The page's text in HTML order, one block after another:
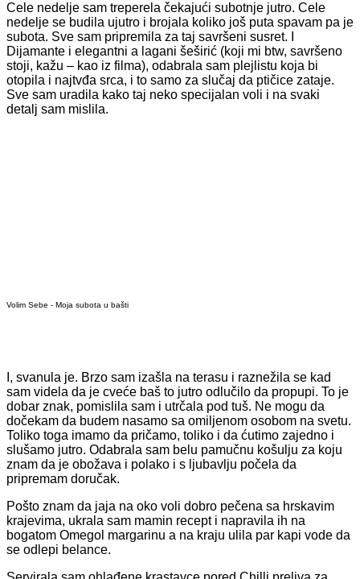
Cele nedelje sam treperela čekajući subotnje jutro. Cele
nedelje se budila ujutro i brojala koliko još puta spavam pa je
subota. Sve sam pripremila za taj savršeni susret. I
Dijamante i elegantni a lagani šeširić (koji mi btw, savršeno
stoji, kažu – kao iz filma), odabrala sam plejlistu koja bi
otopila i najtvđa srca, i to samo za slučaj da ptičice zataje.
Sve sam uradila kako taj neko specijalan voli i na svaki
detalj sam mislila.
Volim Sebe - Moja subota u bašti
I, svanula je. Brzo sam izašla na terasu i raznežila se kad
sam videla da je cveće baš to jutro odlučilo da propupi. To je
dobar znak, pomislila sam i utrčala pod tuš. Ne mogu da
dočekam da budem nasamo sa omiljenom osobom na svetu.
Toliko toga imamo da pričamo, toliko i da ćutimo zajedno i
slušamo jutro. Odabrala sam belu pamučnu košulju za koju
znam da je obožava i polako i s ljubavlju počela da
pripremam doručak.
Pošto znam da jaja na oko voli dobro pečena sa hrskavim
krajevima, ukrala sam mamin recept i napravila ih na
bogatom Omegol margarinu a na kraju ulila par kapi vode da
se odlepi belance.